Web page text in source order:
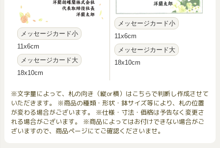
メッセージカード小
11x6cm
メッセージカード大
18x10cm
メッセージカード小
11x6cm
メッセージカード大
18x10cm
※文字量によって、札の向き（縦or横）はこちらで判断し作成させて
いただきます。 ※商品の種類・形状・鉢サイズ等により、札の位置
が変わる場合がございます。 ※仕様・寸法・価格は予告なく変更さ
れる場合がございます。 ※商品によってはお付けできない場合がご
ざいますので、商品ページにてご確認くださいませ。